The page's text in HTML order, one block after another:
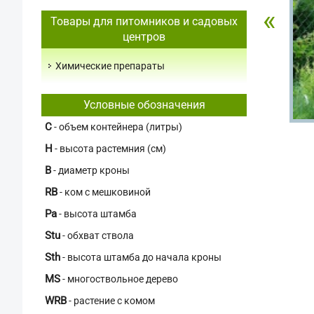
Товары для питомников и садовых
центров
Химические препараты
Условные обозначения
C- объем контейнера (литры)
H - высота растемния (см)
В- диаметр кроны
RB- ком с мешковиной
Pa- высота штамба
Stu- обхват ствола
Sth- высота штамба до начала кроны
MS- многоствольное дерево
WRB- растение с комом
«